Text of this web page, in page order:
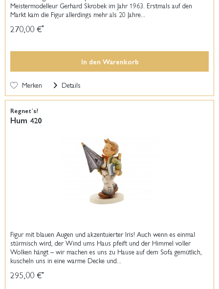
Meistermodelleur Gerhard Skrobek im Jahr 1963. Erstmals auf den
Markt kam die Figur allerdings mehr als 20 Jahre...
270,00 €*
In den Warenkorb
Merken Details
Regnet´s?
Hum 420
Figur mit blauen Augen und akzentuierter Iris! Auch wenn es einmal
stürmisch wird, der Wind ums Haus pfeift und der Himmel voller
Wolken hängt – wir machen es uns zu Hause auf dem Sofa gemütlich,
kuscheln uns in eine warme Decke und...
295,00 €*